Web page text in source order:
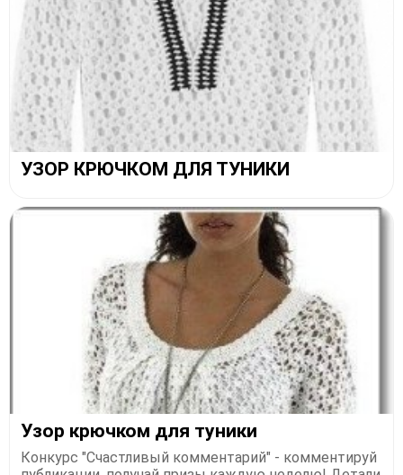
УЗОР КРЮЧКОМ ДЛЯ ТУНИКИ
Узор крючком для туники
Конкурс "Счастливый комментарий" - комментируй